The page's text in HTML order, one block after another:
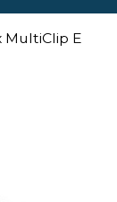
MultiClip E